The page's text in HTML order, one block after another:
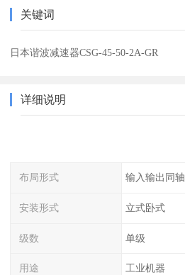
关键词
日本谐波减速器CSG-45-50-2A-GR
详细说明
布局形式 输入输出同轴
安装形式 立式卧式
级数 单级
用途 工业机器